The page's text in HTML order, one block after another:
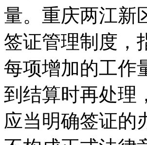
量。重庆两江新
签证管理制度，
每项增加的工作
到结算时再处理
应当明确签证的